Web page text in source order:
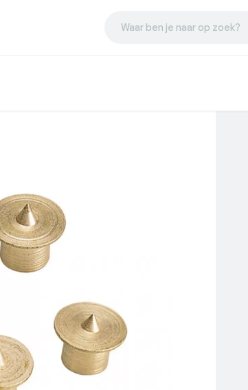
Waar ben je naar op zoek?